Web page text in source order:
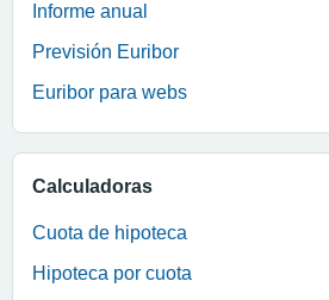
Informe anual
Previsión Euribor
Euribor para webs
Calculadoras
Cuota de hipoteca
Hipoteca por cuota